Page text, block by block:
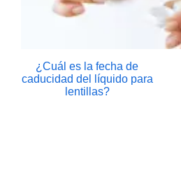
¿Cuál es la fecha de
caducidad del líquido para
lentillas?